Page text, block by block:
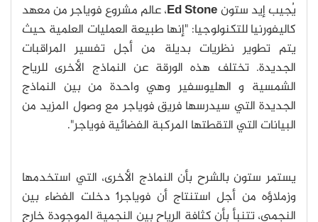
يُجيب إيد ستونEd Stone، عالم مشروع فوياجر من معهد
كاليفورنيا للتكنولوجيا: "إنها طبيعة العمليات العلمية حيث
يتم تطوير نظريات بديلة من أجل تفسير المراقبات
الجديدة. تختلف هذه الورقة عن النماذج الأخرى للرياح
الشمسية و الهليوسفير وهي واحدة من بين النماذج
الجديدة التي سيدرسها فريق فوياجر مع وصول المزيد من
البيانات التي التقطتها المركبة الفضائية فوياجر".
يستمر ستون بالشرح بأن النماذج الأخرى، التي استخدمها
وزملاؤه من أجل استنتاج أن فوياجر1 دخلت الفضاء بين
النجمي، تتنبأ بأن كثافة الرياح بين النجمية الموجودة خارج